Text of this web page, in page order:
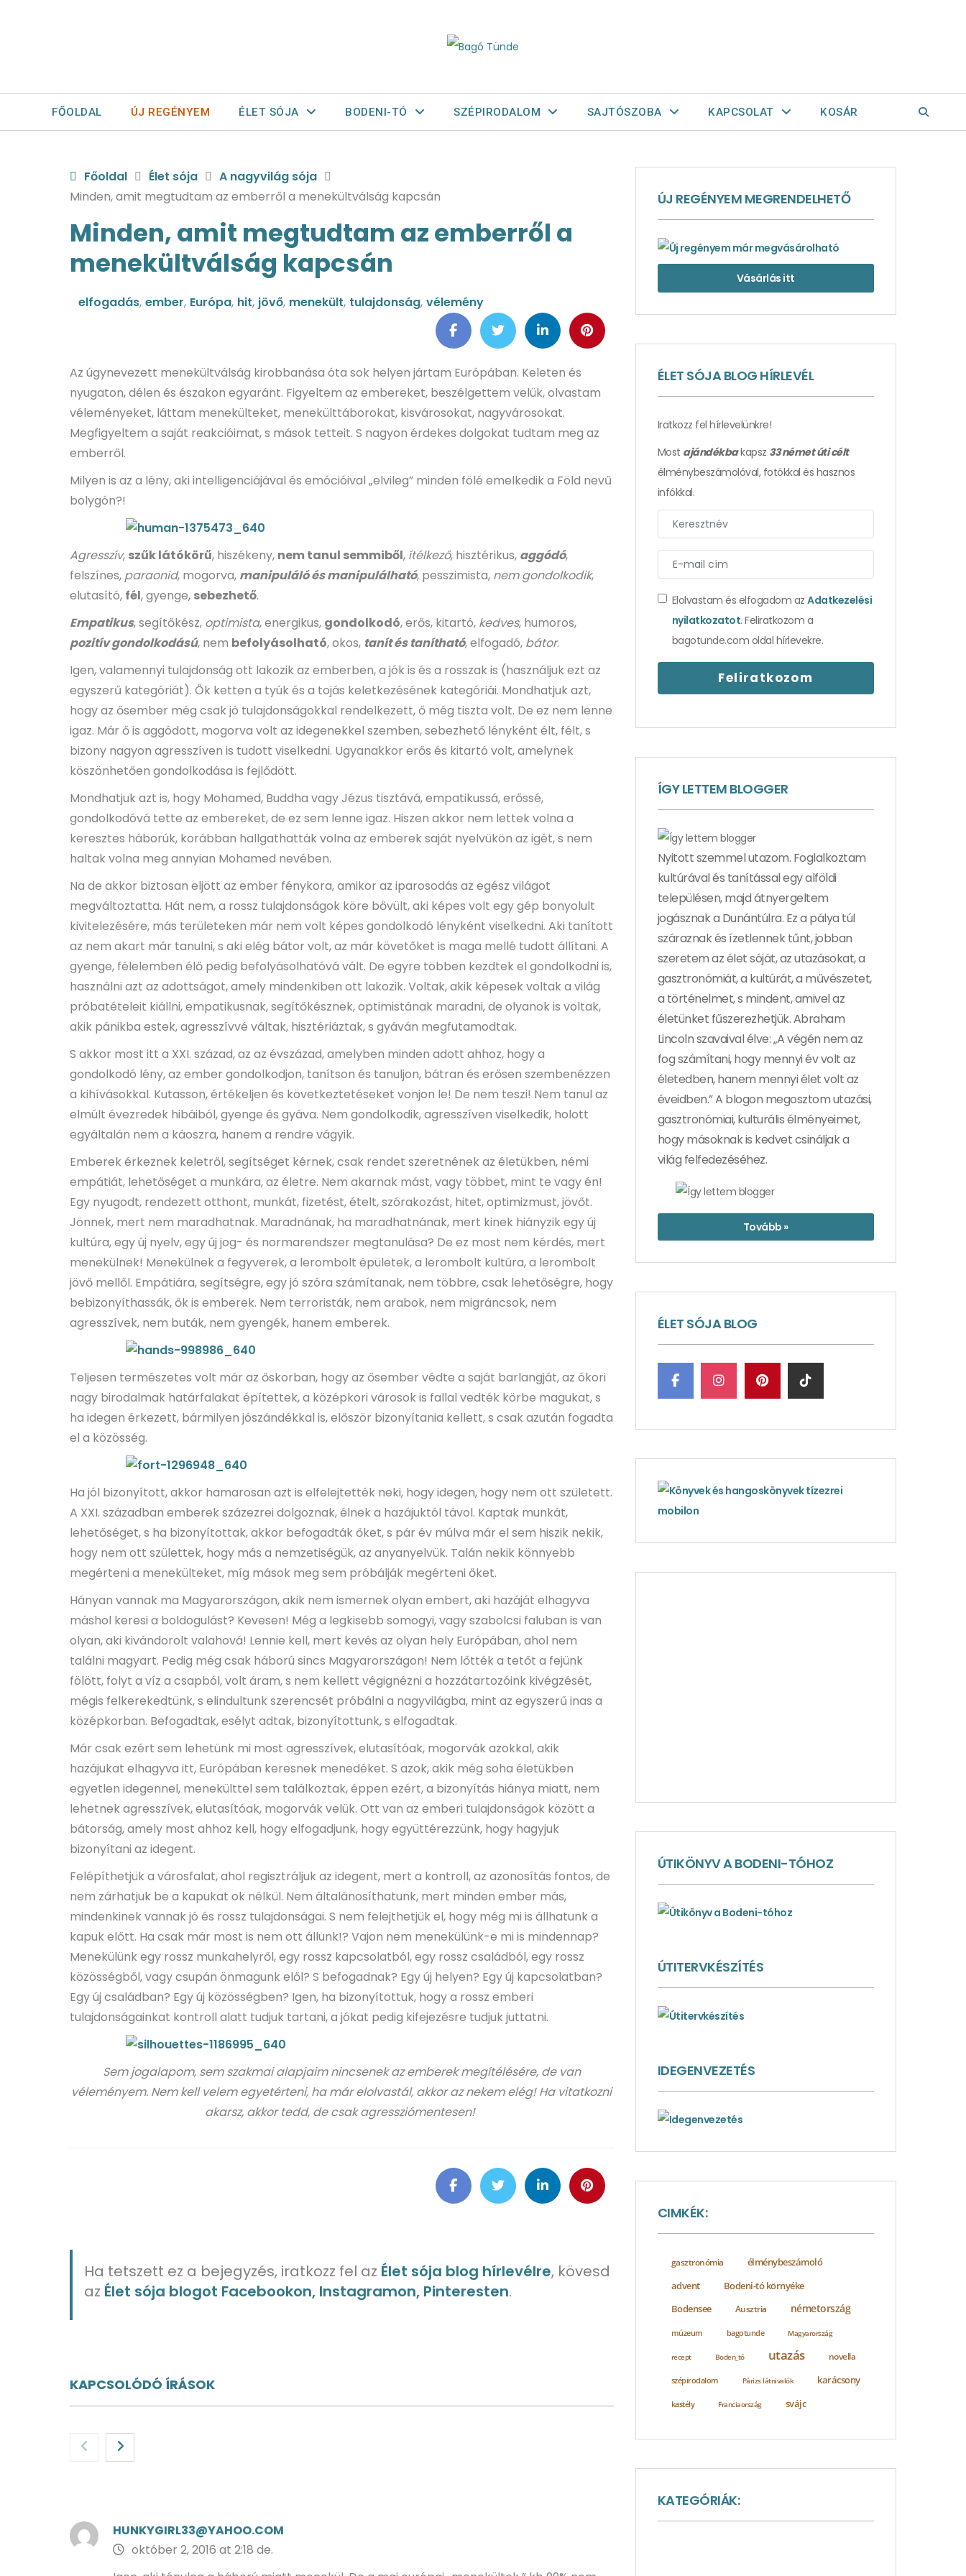
FŐOLDAL ÚJ REGÉNYEM ÉLET SÓJA BODENI-TÓ SZÉPIRODALOM SAJTÓSZOBA KAPCSOLAT KOSÁR
Főoldal Élet sója
A nagyvilág sója
Minden, amit megtudtam az emberről a menekültválság kapcsán
Minden, amit megtudtam az emberről a
menekültválság kapcsán
elfogadás, ember, Európa, hit, jövő, menekült, tulajdonság, vélemény
Az úgynevezett menekültválság kirobbanása óta sok helyen jártam Európában. Keleten és
nyugaton, délen és északon egyaránt. Figyeltem az embereket, beszélgettem velük, olvastam
véleményeket, láttam menekülteket, menekülttáborokat, kisvárosokat, nagyvárosokat.
Megfigyeltem a saját reakcióimat, s mások tetteit. S nagyon érdekes dolgokat tudtam meg az
emberről.
Milyen is az a lény, aki intelligenciájával és emócióival „elvileg” minden fölé emelkedik a Föld nevű
bolygón?!
Agresszív, szűk látókörű, hiszékeny, nem tanul semmiből, ítélkező, hisztérikus, aggódó,
felszínes, paraonid, mogorva, manipuláló és manipulálható, pesszimista, nem gondolkodik,
elutasító, fél, gyenge, sebezhető.
Empatikus, segítőkész, optimista, energikus, gondolkodó, erős, kitartó, kedves, humoros,
pozitív gondolkodású, nem befolyásolható, okos, tanít és tanítható, elfogadó, bátor.
Igen, valamennyi tulajdonság ott lakozik az emberben, a jók is és a rosszak is (használjuk ezt az
egyszerű kategóriát). Ők ketten a tyúk és a tojás keletkezésének kategóriái. Mondhatjuk azt,
hogy az ősember még csak jó tulajdonságokkal rendelkezett, ő még tiszta volt. De ez nem lenne
igaz. Már ő is aggódott, mogorva volt az idegenekkel szemben, sebezhető lényként élt, félt, s
bizony nagyon agresszíven is tudott viselkedni. Ugyanakkor erős és kitartó volt, amelynek
köszönhetően gondolkodása is fejlődött.
Mondhatjuk azt is, hogy Mohamed, Buddha vagy Jézus tisztává, empatikussá, erőssé,
gondolkodóvá tette az embereket, de ez sem lenne igaz. Hiszen akkor nem lettek volna a
keresztes háborúk, korábban hallgathatták volna az emberek saját nyelvükön az igét, s nem
haltak volna meg annyian Mohamed nevében.
Na de akkor biztosan eljött az ember fénykora, amikor az iparosodás az egész világot
megváltoztatta. Hát nem, a rossz tulajdonságok köre bővült, aki képes volt egy gép bonyolult
kivitelezésére, más területeken már nem volt képes gondolkodó lényként viselkedni. Aki tanított
az nem akart már tanulni, s aki elég bátor volt, az már követőket is maga mellé tudott állítani. A
gyenge, félelemben élő pedig befolyásolhatóvá vált. De egyre többen kezdtek el gondolkodni is,
használni azt az adottságot, amely mindenkiben ott lakozik. Voltak, akik képesek voltak a világ
próbatételeit kiállni, empatikusnak, segítőkésznek, optimistának maradni, de olyanok is voltak,
akik pánikba estek, agresszívvé váltak, hisztériáztak, s gyáván megfutamodtak.
S akkor most itt a XXI. század, az az évszázad, amelyben minden adott ahhoz, hogy a
gondolkodó lény, az ember gondolkodjon, tanítson és tanuljon, bátran és erősen szembenézzen
a kihívásokkal. Kutasson, értékeljen és következtetéseket vonjon le! De nem teszi! Nem tanul az
elmúlt évezredek hibáiból, gyenge és gyáva. Nem gondolkodik, agresszíven viselkedik, holott
egyáltalán nem a káoszra, hanem a rendre vágyik.
Emberek érkeznek keletről, segítséget kérnek, csak rendet szeretnének az életükben, némi
empátiát, lehetőséget a munkára, az életre. Nem akarnak mást, vagy többet, mint te vagy én!
Egy nyugodt, rendezett otthont, munkát, fizetést, ételt, szórakozást, hitet, optimizmust, jövőt.
Jönnek, mert nem maradhatnak. Maradnának, ha maradhatnának, mert kinek hiányzik egy új
kultúra, egy új nyelv, egy új jog- és normarendszer megtanulása? De ez most nem kérdés, mert
menekülnek! Menekülnek a fegyverek, a lerombolt épületek, a lerombolt kultúra, a lerombolt
jövő mellől. Empátiára, segítségre, egy jó szóra számítanak, nem többre, csak lehetőségre, hogy
bebizonyíthassák, ők is emberek. Nem terroristák, nem arabok, nem migráncsok, nem
agresszívek, nem buták, nem gyengék, hanem emberek.
Teljesen természetes volt már az őskorban, hogy az ősember védte a saját barlangját, az ókori
nagy birodalmak határfalakat építettek, a középkori városok is fallal vedték körbe magukat, s
ha idegen érkezett, bármilyen jószándékkal is, először bizonyítania kellett, s csak azután fogadta
el a közösség.
Ha jól bizonyított, akkor hamarosan azt is elfelejtették neki, hogy idegen, hogy nem ott született.
A XXI. században emberek százezrei dolgoznak, élnek a hazájuktól távol. Kaptak munkát,
lehetőséget, s ha bizonyítottak, akkor befogadták őket, s pár év múlva már el sem hiszik nekik,
hogy nem ott születtek, hogy más a nemzetiségük, az anyanyelvük. Talán nekik könnyebb
megérteni a menekülteket, míg mások meg sem próbálják megérteni őket.
Hányan vannak ma Magyarországon, akik nem ismernek olyan embert, aki hazáját elhagyva
máshol keresi a boldogulást? Kevesen! Még a legkisebb somogyi, vagy szabolcsi faluban is van
olyan, aki kivándorolt valahová! Lennie kell, mert kevés az olyan hely Európában, ahol nem
találni magyart. Pedig még csak háború sincs Magyarországon! Nem lőtték a tetőt a fejünk
fölött, folyt a víz a csapból, volt áram, s nem kellett végignézni a hozzátartozóink kivégzését,
mégis felkerekedtünk, s elindultunk szerencsét próbálni a nagyvilágba, mint az egyszerű inas a
középkorban. Befogadtak, esélyt adtak, bizonyítottunk, s elfogadtak.
Már csak ezért sem lehetünk mi most agresszívek, elutasítóak, mogorvák azokkal, akik
hazájukat elhagyva itt, Európában keresnek menedéket. S azok, akik még soha életükben
egyetlen idegennel, menekülttel sem találkoztak, éppen ezért, a bizonyítás hiánya miatt, nem
lehetnek agresszívek, elutasítóak, mogorvák velük. Ott van az emberi tulajdonságok között a
bátorság, amely most ahhoz kell, hogy elfogadjunk, hogy együttérezzünk, hogy hagyjuk
bizonyítani az idegent.
Felépíthetjük a városfalat, ahol regisztráljuk az idegent, mert a kontroll, az azonosítás fontos, de
nem zárhatjuk be a kapukat ok nélkül. Nem általánosíthatunk, mert minden ember más,
mindenkinek vannak jó és rossz tulajdonságai. S nem felejthetjük el, hogy még mi is állhatunk a
kapuk előtt. Ha csak már most is nem ott állunk!? Vajon nem menekülünk-e mi is mindennap?
Menekülünk egy rossz munkahelyről, egy rossz kapcsolatból, egy rossz családból, egy rossz
közösségből, vagy csupán önmagunk elől? S befogadnak? Egy új helyen? Egy új kapcsolatban?
Egy új családban? Egy új közösségben? Igen, ha bizonyítottuk, hogy a rossz emberi
tulajdonságainkat kontroll alatt tudjuk tartani, a jókat pedig kifejezésre tudjuk juttatni.
Sem jogalapom, sem szakmai alapjaim nincsenek az emberek megítélésére, de van
véleményem. Nem kell velem egyetérteni, ha már elolvastál, akkor az nekem elég! Ha vitatkozni
akarsz, akkor tedd, de csak agressziómentesen!
Ha tetszett ez a bejegyzés, iratkozz fel az Élet sója blog hírlevélre, kövesd
az Élet sója blogot Facebookon, Instagramon, Pinteresten.
KAPCSOLÓDÓ ÍRÁSOK
HUNKYGIRL33@YAHOO.COM
október 2, 2016 at 2:18 de.
ÚJ REGÉNYEM MEGRENDELHETŐ
Vásárlás itt
ÉLET SÓJA BLOG HÍRLEVÉL
Iratkozz fel hírlevelünkre!
Most ajándékbakapsz 33 német úti célt
élménybeszámolóval, fotókkal és hasznos
infókkal.
Elolvastam és elfogadom azAdatkezelési
nyilatkozatot. Feliratkozom a
bagotunde.com oldal hírlevekre.
ÍGY LETTEM BLOGGER
Nyitott szemmel utazom. Foglalkoztam
kultúrával és tanítással egy alföldi
településen, majd átnyergeltem
jogásznak a Dunántúlra. Ez a pálya túl
száraznak és ízetlennek tűnt, jobban
szeretem az élet sóját, az utazásokat, a
gasztronómiát, a kultúrát, a művészetet,
a történelmet, s mindent, amivel az
életünket fűszerezhetjük. Abraham
Lincoln szavaival élve: „A végén nem az
fog számítani, hogy mennyi év volt az
életedben, hanem mennyi élet volt az
éveidben.” A blogon megosztom utazási,
gasztronómiai, kulturális élményeimet,
hogy másoknak is kedvet csináljak a
világ felfedezéséhez.
Tovább »
ÉLET SÓJA BLOG
ÚTIKÖNYV A BODENI-TÓHOZ
ÚTITERVKÉSZÍTÉS
IDEGENVEZETÉS
CIMKÉK:
gasztronómia
élménybeszámoló
advent
Bodeni-tó környéke
Bodensee Ausztria németország
múzeum bagotunde Magyarország
recept Boden_tó utazás novella
szépirodalom Párizs látnivalók karácsony
kastély Franciaország svájc
KATEGÓRIÁK: